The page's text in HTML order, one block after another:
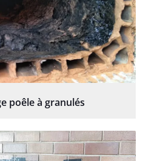
poêle à granulés